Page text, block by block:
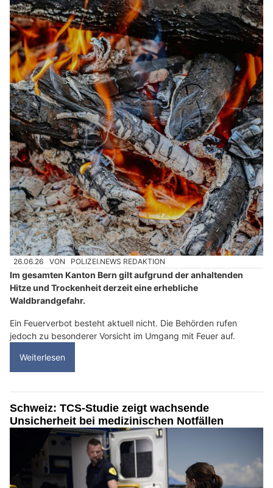
26.06.26 VON POLIZEI.NEWS REDAKTION
Im gesamten Kanton Bern gilt aufgrund der anhaltenden
Hitze und Trockenheit derzeit eine erhebliche
Waldbrandgefahr.
Ein Feuerverbot besteht aktuell nicht. Die Behörden rufen
jedoch zu besonderer Vorsicht im Umgang mit Feuer auf.
Weiterlesen
Schweiz: TCS-Studie zeigt wachsende
Unsicherheit bei medizinischen Notfällen